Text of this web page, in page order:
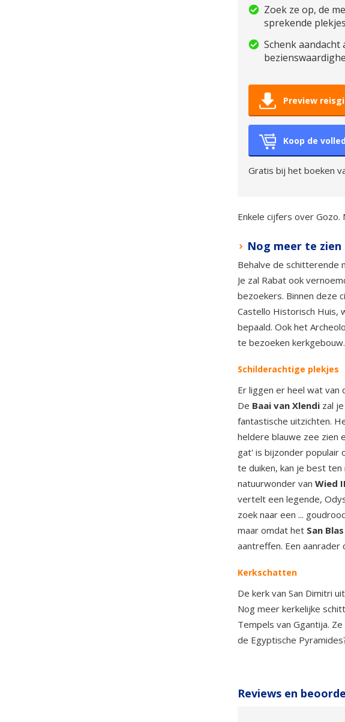
Zoek ze op, de
sprekende plekjes
Schenk aandacht
Preview
Koop de
Gratis bij het boeken
Enkele cijfers over Gozo.
Nog meer te zien
Behalve de schitterende
Je zal Rabat ook
bezoekers. Binnen deze
Castello Historisch Huis,
bepaald. Ook het
te bezoeken
Schilderachtige plekjes
Er liggen er heel wat van
De Baai van Xlendi zal
fantastische uitzichten.
heldere blauwe zee zien
gat' is bijzonder populair
te duiken, kan je best ten
natuurwonder van Wied
vertelt een legende,
zoek naar een ...
maar omdat het San
aantreffen. Een
Kerkschatten
De kerk van San Dimitri
Nog meer kerkelijke
Tempels van Ggantija.
de Egyptische
Reviews en